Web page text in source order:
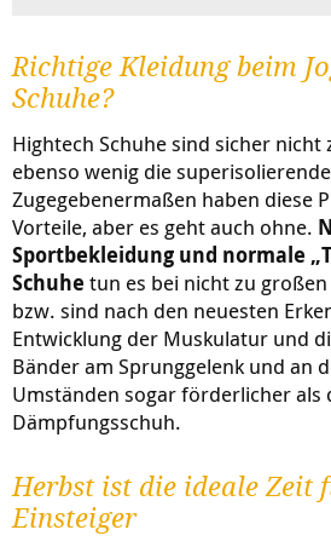
Richtige Kleidung beim
Schuhe?
Hightech Schuhe sind sicher
ebenso wenig die
Zugegebenermaßen haben diese
Vorteile, aber es geht auch ohne.
Sportbekleidung und normale
Schuhe tun es bei nicht zu
bzw. sind nach den neuesten
Entwicklung der Muskulatur und
Bänder am Sprunggelenk und an
Umständen sogar förderlicher als
Dämpfungsschuh.
Herbst ist die ideale Zeit
Einsteiger